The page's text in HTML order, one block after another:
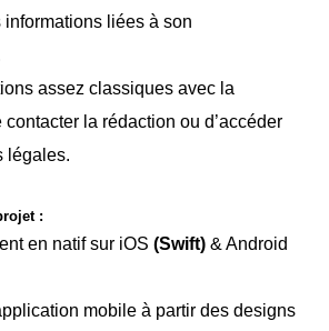
liées à son
assez classiques avec la
la rédaction ou d’accéder
légales.
:
en natif sur iOS (Swift) & Android
mobile à partir des designs